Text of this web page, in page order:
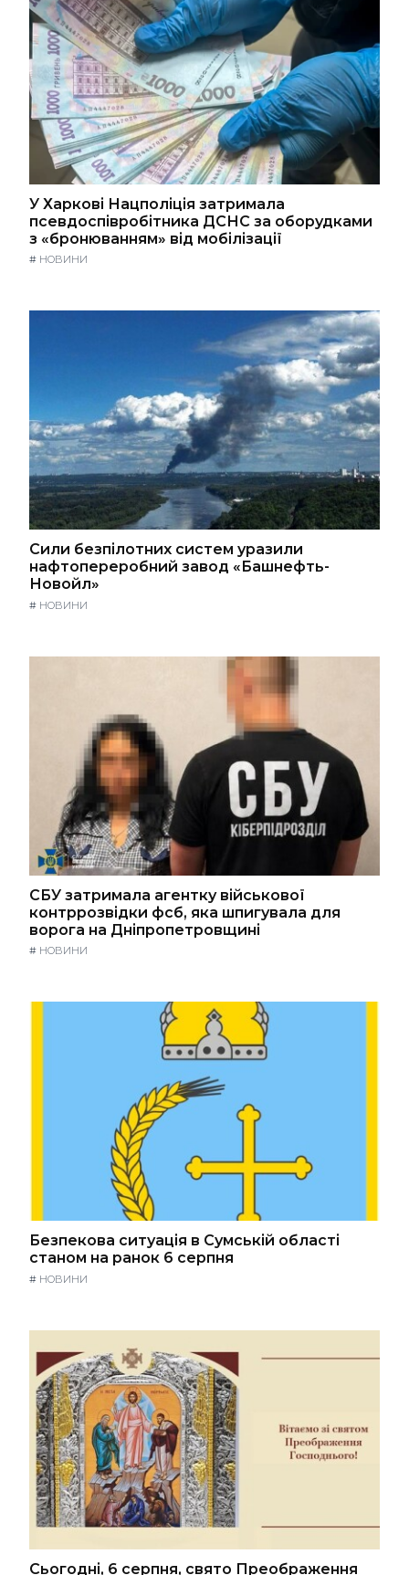
У Харкові Нацполіція затримала
псевдоспівробітника ДСНС за оборудками
з «бронюванням» від мобілізації
# НОВИНИ
Сили безпілотних систем уразили
нафтопереробний завод «Башнефть-
Новойл»
# НОВИНИ
СБУ затримала агентку військової
контррозвідки фсб, яка шпигувала для
ворога на Дніпропетровщині
# НОВИНИ
Безпекова ситуація в Сумській області
станом на ранок 6 серпня
# НОВИНИ
Сьогодні, 6 серпня, свято Преображення